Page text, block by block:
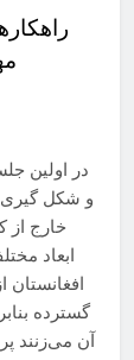
در اولین
و شکل گیری
خارج
ابعاد
گسترده
آن می‌زنند